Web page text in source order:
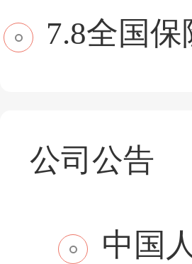
7.8全国
公司公告
中国